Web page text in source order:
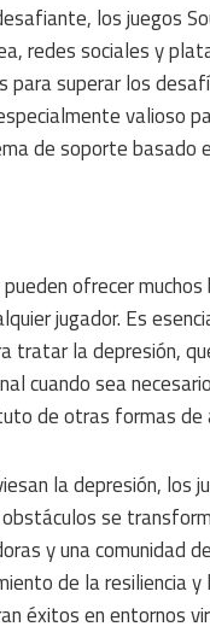
los juegos
redes sociales y
para superar los
valioso
de soporte basado
ofrecer
jugador. Es
tratar la depresión,
cuando sea
de otras formas de
la depresión, los
se
y una comunidad
de la resiliencia y
éxitos en entornos